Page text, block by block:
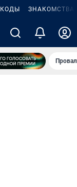
ЗНАКОМСТВА